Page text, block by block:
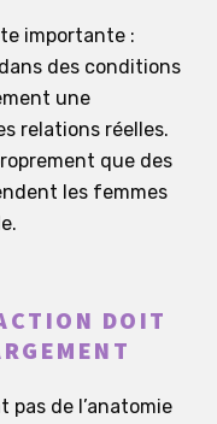
importante :
des conditions
une
relations réelles.
que des
les femmes
DOIT
de l’anatomie